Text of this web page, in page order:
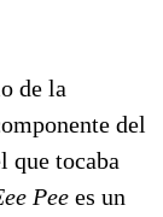
de la
del
que tocaba
Pee es un